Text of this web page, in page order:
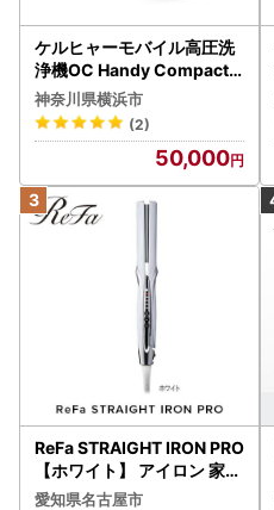
ケルヒャーモバイル高圧洗
浄機OC Handy Compact
（ハンディエア） APV000
7
神奈川県横浜市
(2)
50,000
ReFa STRAIGHT IRON PRO
【ホワイト】 アイロン 家電
美容 リファ アイロン
愛知県名古屋市